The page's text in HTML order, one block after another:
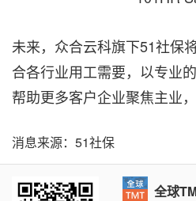
未来，众合云科旗下51社保
合各行业用工需要，以专业
帮助更多客户企业聚焦主业，
消息来源：51社保
全球